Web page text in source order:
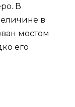
В
в
мостом
его